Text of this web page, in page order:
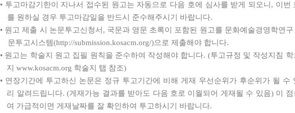
• 투고마감기한이 지나서 접수된 원고는 자동으로 다음 호에 심사를 받게 되오니 , 이번
를 원하실 경우 투고마감일을 반드시 준수해주시기 바랍니다.
• 원고 제출 시 논문투고신청서 , 국문과 영문 초록이 포함된 원고를 문화예술경영학연구
문투고시스템(http://submission.kosacm.org/)으로 제출해야 합니다.
• 원고는 학술지 원고 집필 원칙을 준수하여 작성해야 합니다. (투고규정 및 작성지침 학
지www.kosacm.org 학술지 탭 참조)
• 연장기간에 투고하신 논문은 정규 투고기간에 비해 게재 우선순위가 후순위가 될 수
리 알려드립니다. (게재가능 결과를 받아도 다음 호로 이월되어 게재될 수 있음) 이
여 가급적이면 게재날짜를 잘 확인하여 투고하시기 바랍니다.